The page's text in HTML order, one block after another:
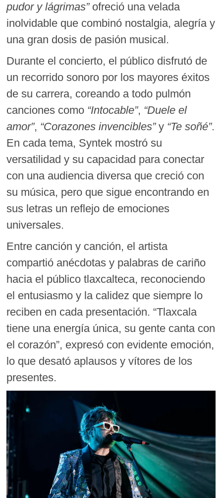
pudor y lágrimas”ofreció una velada
inolvidable que combinó nostalgia, alegría y
una gran dosis de pasión musical.
Durante el concierto, el público disfrutó de
un recorrido sonoro por los mayores éxitos
de su carrera, coreando a todo pulmón
canciones como “Intocable”, “Duele el
amor”, “Corazones invencibles”y “Te soñé”.
En cada tema, Syntek mostró su
versatilidad y su capacidad para conectar
con una audiencia diversa que creció con
su música, pero que sigue encontrando en
sus letras un reflejo de emociones
universales.
Entre canción y canción, el artista
compartió anécdotas y palabras de cariño
hacia el público tlaxcalteca, reconociendo
el entusiasmo y la calidez que siempre lo
reciben en cada presentación. “Tlaxcala
tiene una energía única, su gente canta con
el corazón”, expresó con evidente emoción,
lo que desató aplausos y vítores de los
presentes.